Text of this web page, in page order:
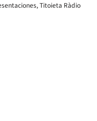
,Titoieta Ràdio